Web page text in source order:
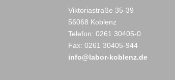
Viktoriastraße 35-39
56068 Koblenz
Telefon: 0261 30405-0
Fax: 0261 30405-944
info@labor-koblenz.de